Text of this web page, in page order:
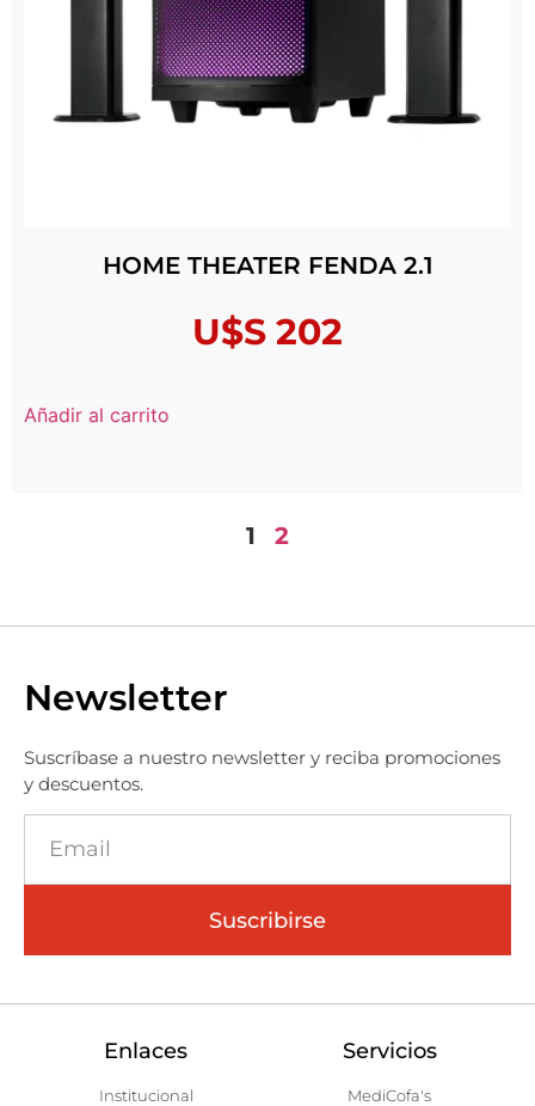
HOME THEATER FENDA 2.1
U$S 202
Añadir al carrito
1 2
Newsletter
Suscríbase a nuestro newsletter y reciba promociones
y descuentos.
Suscribirse
Enlaces
Institucional
Servicios
MediCofa's